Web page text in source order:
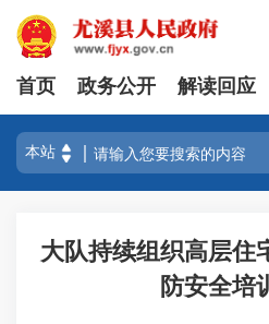
首页 政务公开 解读回应
大队持续组织高层住
防安全培